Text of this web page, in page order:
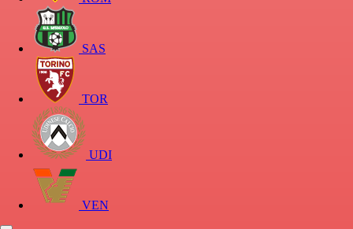
SAS
TOR
UDI
VEN